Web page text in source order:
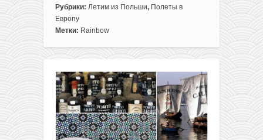
записи
Август:
чартеры
Польши
Италию
и
Испанию
за
105€
туда-
Рубрики: Летим из Польши, Полеты в
Европу
Метки: Rainbow